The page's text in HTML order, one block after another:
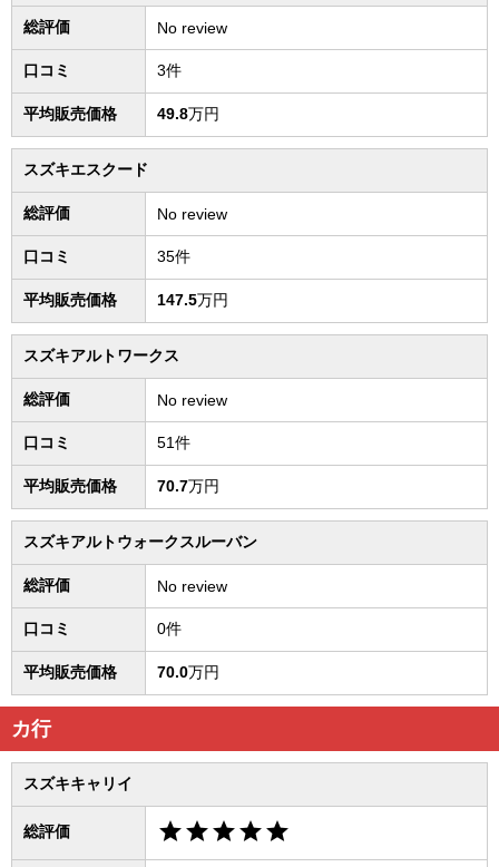
総評価 No review
口コミ 3件
平均販売価格 49.8万円
スズキエスクード
総評価 No review
口コミ 35件
平均販売価格 147.5万円
スズキアルトワークス
総評価 No review
口コミ 51件
平均販売価格 70.7万円
スズキアルトウォークスルーバン
総評価 No review
口コミ 0件
平均販売価格 70.0万円
カ行
スズキキャリイ
総評価 starstarstarstarstar